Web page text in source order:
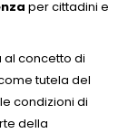
per cittadini e
al concetto di
tutela del
condizioni di
della